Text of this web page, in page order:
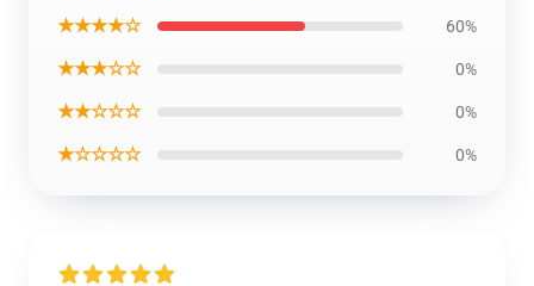
★★★★☆ 60%
★★★☆☆ 0%
★★☆☆☆ 0%
★☆☆☆☆ 0%